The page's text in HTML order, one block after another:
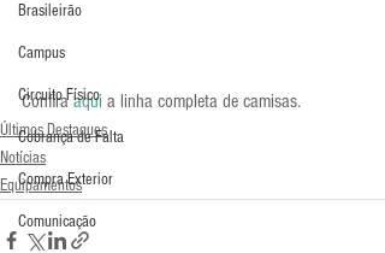
Brasileirão
Campus
Circuito Físico
Cobrança de Falta
Compra Exterior
Comunicação
Confira aqui a linha completa de camisas.
Últimos Destaques
Notícias
Equipamentos